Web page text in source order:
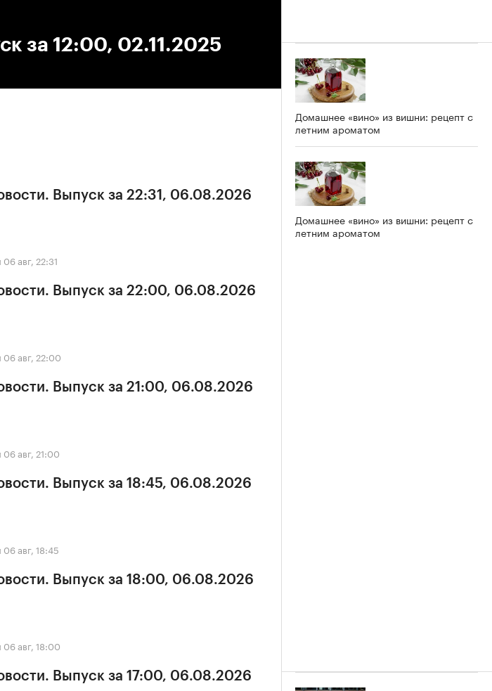
за 12:00, 02.11.2025
Выпуск за 22:31, 06.08.2026
06 авг, 22:31
Выпуск за 22:00, 06.08.2026
06 авг, 22:00
Выпуск за 21:00, 06.08.2026
06 авг, 21:00
Выпуск за 18:45, 06.08.2026
06 авг, 18:45
Выпуск за 18:00, 06.08.2026
06 авг, 18:00
Выпуск за 17:00, 06.08.2026
Домашнее «вино» из вишни: рецепт с
летним ароматом
Домашнее «вино» из вишни: рецепт с
летним ароматом